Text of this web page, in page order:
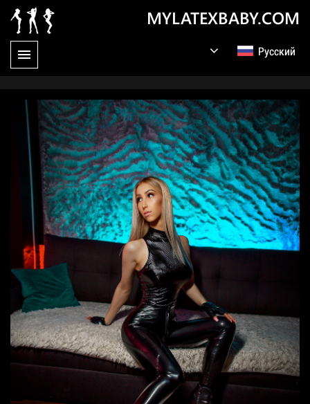
MYLATEXBABY.COM
Русский
Germany